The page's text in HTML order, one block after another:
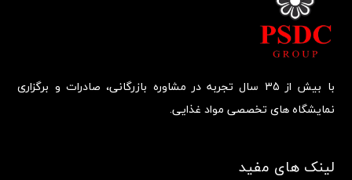
با بیش از 35 سال تجربه در مشاوره بازرگانی، صادرات و برگزاری
نمایشگاه های تخصصی مواد غذایی.
لینک های مفید